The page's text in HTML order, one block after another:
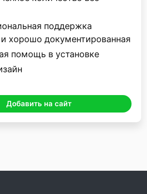
поддержка
и хорошо документированная
помощь в установке
Добавить на сайт